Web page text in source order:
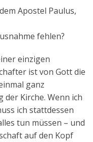
Apostel Paulus,
fehlen?
einzigen
ist von Gott die
ganz
Kirche. Wenn ich
ich stattdessen
tun müssen – und
auf den Kopf